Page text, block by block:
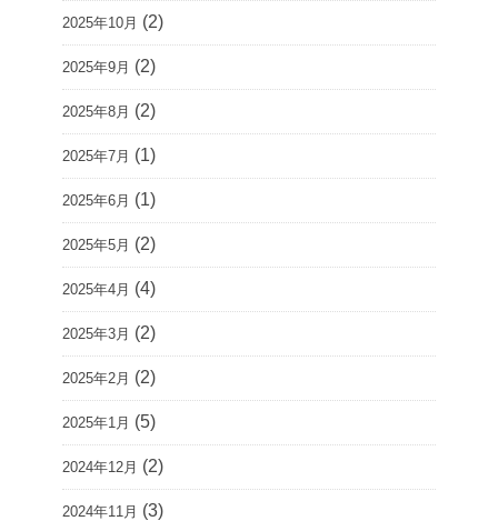
2025年10月 (2)
2025年9月 (2)
2025年8月 (2)
2025年7月 (1)
2025年6月 (1)
2025年5月 (2)
2025年4月 (4)
2025年3月 (2)
2025年2月 (2)
2025年1月 (5)
2024年12月 (2)
2024年11月 (3)